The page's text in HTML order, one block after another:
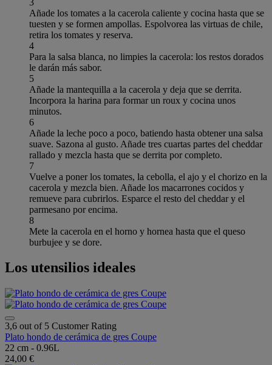
Añade los tomates a la cacerola caliente y cocina hasta que se
tuesten y se formen ampollas. Espolvorea las virtuas de chile,
retira los tomates y reserva.
4
Para la salsa blanca, no limpies la cacerola: los restos dorados
le darán más sabor.
5
Añade la mantequilla a la cacerola y deja que se derrita.
Incorpora la harina para formar un roux y cocina unos
minutos.
6
Añade la leche poco a poco, batiendo hasta obtener una salsa
suave. Sazona al gusto. Añade tres cuartas partes del cheddar
rallado y mezcla hasta que se derrita por completo.
7
Vuelve a poner los tomates, la cebolla, el ajo y el chorizo en la
cacerola y mezcla bien. Añade los macarrones cocidos y
remueve para cubrirlos. Esparce el resto del cheddar y el
parmesano por encima.
8
Mete la cacerola en el horno y hornea hasta que el queso
burbujee y se dore.
Los utensilios ideales
3,6 out of 5 Customer Rating
Plato hondo de cerámica de gres Coupe
22 cm - 0.96L
24,00 €